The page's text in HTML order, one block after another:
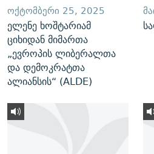
ᲝᲥᲢᲝᲛᲑᲔᲠᲘ 25, 2025
ელენე ხოშტარიამ
ციხიდან მიმართა
„ევროპის ლიბერალთა
და დემოკრატთა
ალიანსის“ (ALDE)